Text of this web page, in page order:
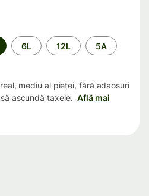
6L 12L 5A
mediu al pieței, fără adaosuri
ascundă taxele. Află mai